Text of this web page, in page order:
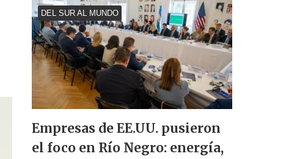
DEL SUR AL MUNDO
Empresas de EE.UU. pusieron
el foco en Río Negro: energía,